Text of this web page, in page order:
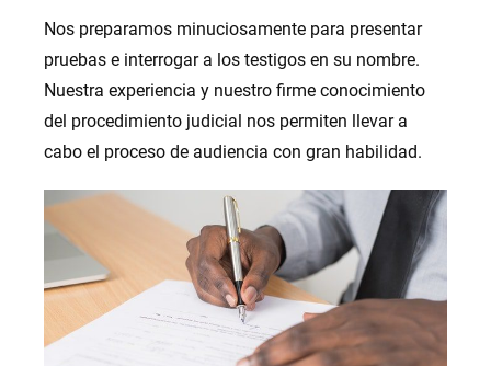
Nos preparamos minuciosamente para presentar
pruebas e interrogar a los testigos en su nombre.
Nuestra experiencia y nuestro firme conocimiento
del procedimiento judicial nos permiten llevar a
cabo el proceso de audiencia con gran habilidad.